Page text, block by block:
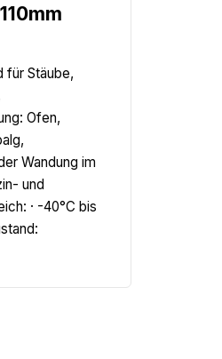
für Stäube,
Ofen,
Wandung im
und
· -40°C bis